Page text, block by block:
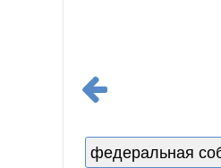
федеральная